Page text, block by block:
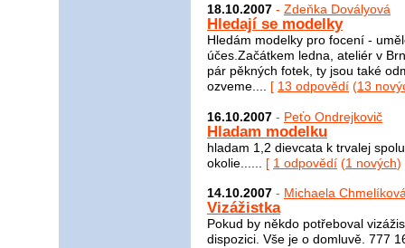
18.10.2007 - Zdeňka Dovályová
Hledají se modelky
Hledám modelky pro focení -
účes.Začátkem ledna, ateliér v
pár pěkných fotek, ty jsou také
ozveme.... [ 13 odpovědí (13
16.10.2007 - Peťo Ondrejkovič
Hladam modelku
hladam 1,2 dievcata k trvalej
okolie...... [ 1 odpovědí (1 nových)
14.10.2007 - Michaela
Vizážistka
Pokud by někdo potřeboval
dispozici. Vše je o domluvě. 777